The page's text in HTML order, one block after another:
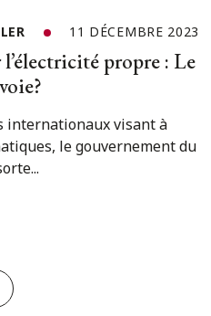
11 DÉCEMBRE 2023
propre : Le
internationaux visant à
le gouvernement du